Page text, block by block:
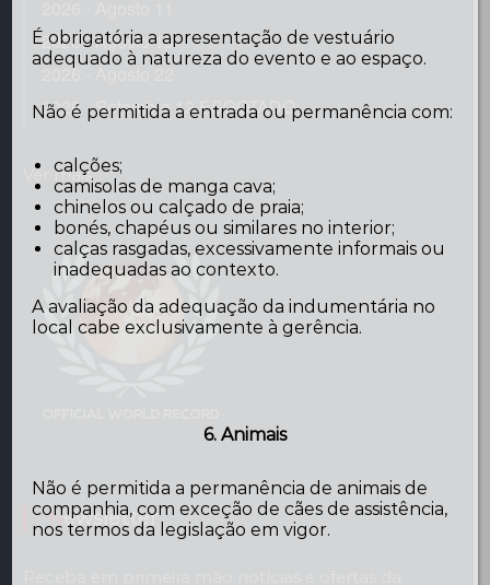
2026 - Agosto 15
2026 - Agosto 22
2026 - Setembro 12 ESGOTADO
Ver mais...
Newsletter
É obrigatória a apresentação de vestuário
adequado à natureza do evento e ao espaço.
Não é permitida a entrada ou permanência com:
calções;
camisolas de manga cava;
chinelos ou calçado de praia;
bonés, chapéus ou similares no interior;
calças rasgadas, excessivamente informais ou
inadequadas ao contexto.
A avaliação da adequação da indumentária no
local cabe exclusivamente à gerência.
6. Animais
Não é permitida a permanência de animais de
companhia, com exceção de cães de assistência,
nos termos da legislação em vigor.